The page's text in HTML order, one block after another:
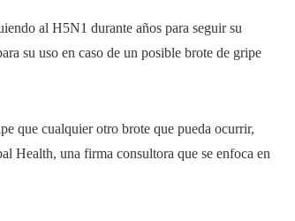
al H5N1 durante años para seguir su
su uso en caso de un posible brote de gripe
que cualquier otro brote que pueda ocurrir,
Health, una firma consultora que se enfoca en